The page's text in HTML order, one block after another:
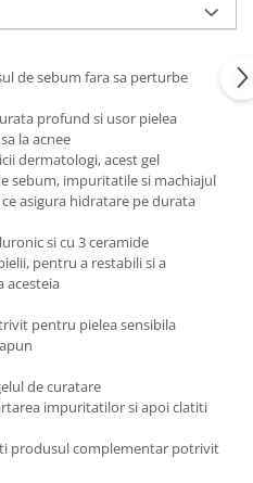
de sebum fara sa perturbe
profund si usor pielea
la acnee
dermatologi, acest gel
sebum, impuritatile si machiajul
asigura hidratare pe durata
si cu 3 ceramide
pentru a restabili si a
acesteia
pentru pielea sensibila
de curatare
impuritatilor si apoi clatiti
produsul complementar potrivit